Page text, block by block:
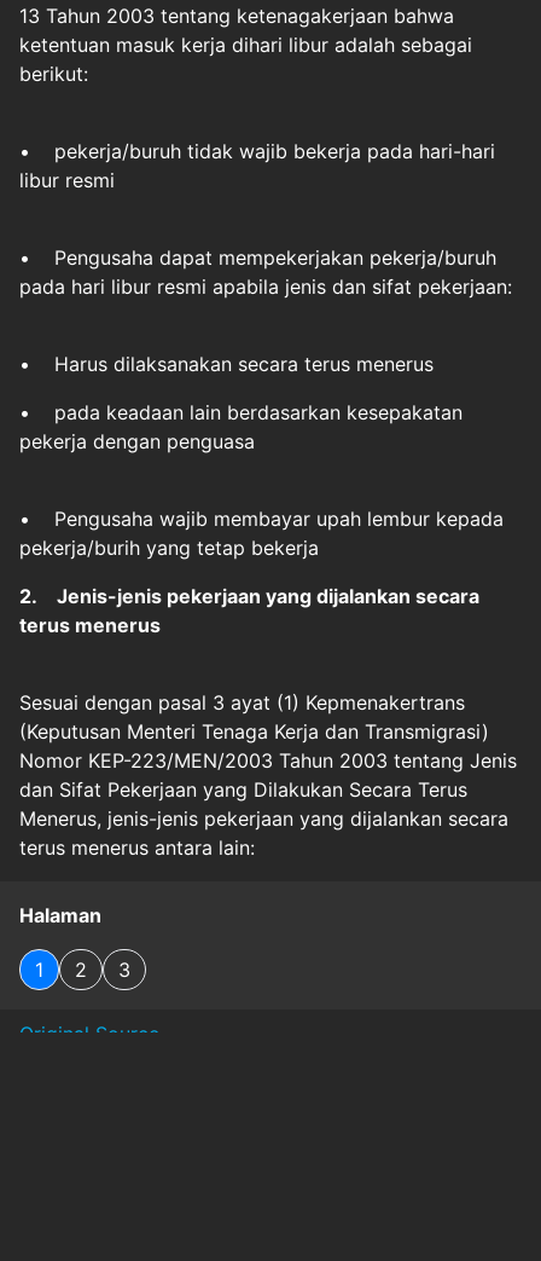
13 Tahun 2003 tentang ketenagakerjaan bahwa
ketentuan masuk kerja dihari libur adalah sebagai
berikut:
• pekerja/buruh tidak wajib bekerja pada hari-hari
libur resmi
• Pengusaha dapat mempekerjakan pekerja/buruh
pada hari libur resmi apabila jenis dan sifat pekerjaan:
• Harus dilaksanakan secara terus menerus
• pada keadaan lain berdasarkan kesepakatan
pekerja dengan penguasa
• Pengusaha wajib membayar upah lembur kepada
pekerja/burih yang tetap bekerja
2. Jenis-jenis pekerjaan yang dijalankan secara
terus menerus
Sesuai dengan pasal 3 ayat (1) Kepmenakertrans
(Keputusan Menteri Tenaga Kerja dan Transmigrasi)
Nomor KEP-223/MEN/2003 Tahun 2003 tentang Jenis
dan Sifat Pekerjaan yang Dilakukan Secara Terus
Menerus, jenis-jenis pekerjaan yang dijalankan secara
terus menerus antara lain:
Halaman
1 2 3
Original Source